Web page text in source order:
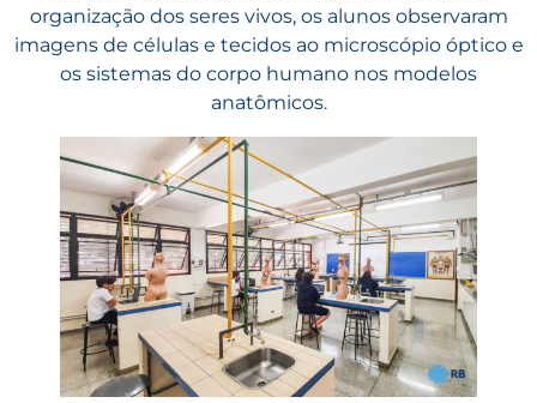
organização dos seres vivos, os alunos observaram
imagens de células e tecidos ao microscópio óptico e
os sistemas do corpo humano nos modelos
anatômicos.